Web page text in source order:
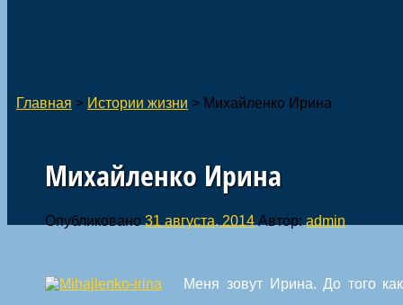
Главная > Истории жизни > Михайленко Ирина
Михайленко Ирина
Опубликовано31 августа, 2014 Автор:admin
Меня зовут Ирина. До того